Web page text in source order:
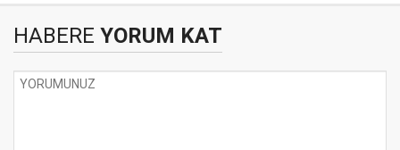
HABERE YORUM KAT